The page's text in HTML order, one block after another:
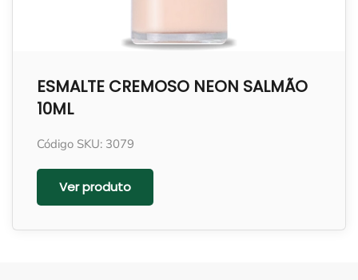
ESMALTE CREMOSO NEON SALMÃO
10ML
Código SKU: 3079
Ver produto